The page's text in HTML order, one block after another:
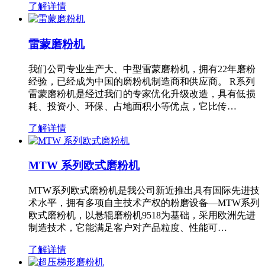
了解详情
雷蒙磨粉机
我们公司专业生产大、中型雷蒙磨粉机，拥有22年磨粉
经验，已经成为中国的磨粉机制造商和供应商。 R系列
雷蒙磨粉机是经过我们的专家优化升级改造，具有低损
耗、投资小、环保、占地面积小等优点，它比传…
了解详情
MTW 系列欧式磨粉机
MTW系列欧式磨粉机是我公司新近推出具有国际先进技
术水平，拥有多项自主技术产权的粉磨设备—MTW系列
欧式磨粉机，以悬辊磨粉机9518为基础，采用欧洲先进
制造技术，它能满足客户对产品粒度、性能可…
了解详情